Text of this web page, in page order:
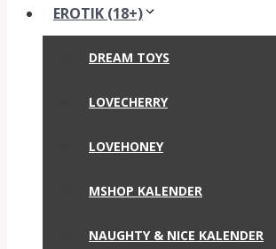
EROTIK (18+)
DREAM TOYS
LOVECHERRY
LOVEHONEY
MSHOP KALENDER
NAUGHTY & NICE KALENDER